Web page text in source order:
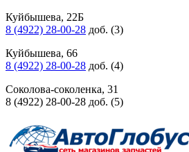
Куйбышева, 22Б
8 (4922) 28-00-28 доб. (3)
Куйбышева, 66
8 (4922) 28-00-28 доб. (4)
Соколова-соколенка, 31
8 (4922) 28-00-28 доб. (5)